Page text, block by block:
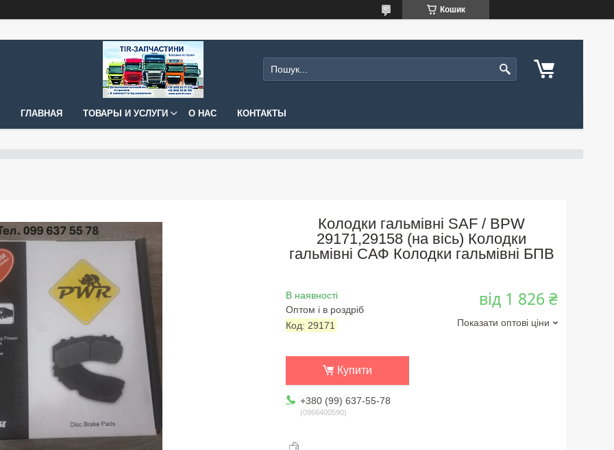
Кошик
ГЛАВНАЯ ТОВАРЫ И УСЛУГИ О НАС КОНТАКТЫ
Колодки гальмівні SAF / BPW
29171,29158 (на вісь) Колодки
гальмівні САФ Колодки гальмівні БПВ
В наявності
Оптом і в роздріб
Код: 29171
від 1 826 ₴
Показати оптові ціни
Купити
+380 (99) 637-55-78
0966400590